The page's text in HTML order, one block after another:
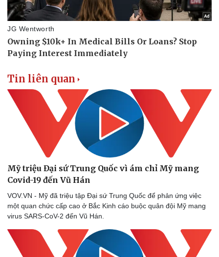
Tin liên quan
Mỹ triệu Đại sứ Trung Quốc vì ám chỉ Mỹ mang
Covid-19 đến Vũ Hán
VOV.VN - Mỹ đã triệu tập Đại sứ Trung Quốc để phản ứng việc
một quan chức cấp cao ở Bắc Kinh cáo buộc quân đội Mỹ mang
virus SARS-CoV-2 đến Vũ Hán.